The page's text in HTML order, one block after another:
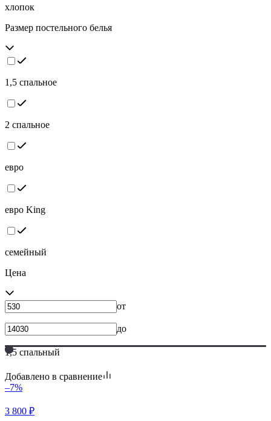
хлопок
Размер постельного белья
1,5 спальное
2 спальное
евро
евро King
семейный
Цена
от
до
1,5 спальный
Добавлено в сравнение
–7%
3 800 ₽